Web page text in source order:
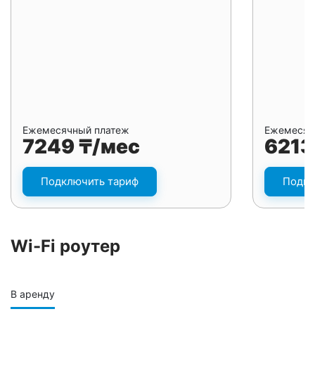
Ежемесячный платеж
7249 ₸/мес
Подключить тариф
Wi-Fi роутер
В аренду